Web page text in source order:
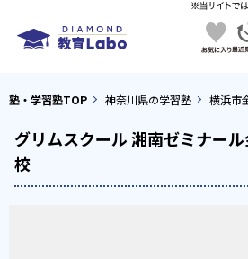
塾・学習塾TOP 神奈川県の学習塾 横浜市
グリムスクール 湘南ゼミナー
校